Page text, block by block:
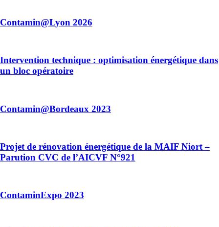
Contamin@Lyon 2026
Intervention technique : optimisation énergétique dans
un bloc opératoire
Contamin@Bordeaux 2023
Projet de rénovation énergétique de la MAIF Niort –
Parution CVC de l’AICVF N°921
ContaminExpo 2023